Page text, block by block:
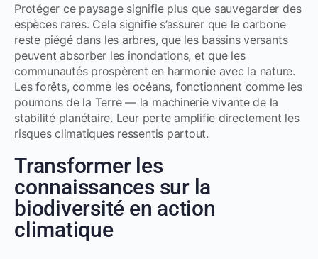
Protéger ce paysage signifie plus que sauvegarder des
espèces rares. Cela signifie s’assurer que le carbone
reste piégé dans les arbres, que les bassins versants
peuvent absorber les inondations, et que les
communautés prospèrent en harmonie avec la nature.
Les forêts, comme les océans, fonctionnent comme les
poumons de la Terre — la machinerie vivante de la
stabilité planétaire. Leur perte amplifie directement les
risques climatiques ressentis partout.
Transformer les
connaissances sur la
biodiversité en action
climatique